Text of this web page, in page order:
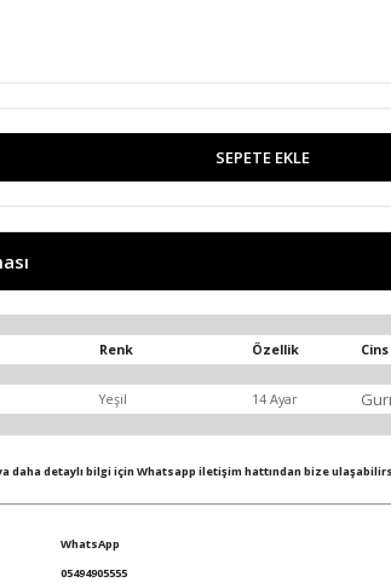
SEPETE EKLE
Renk Özellik Cins
Yeşil 14 Ayar
daha detaylı bilgi için Whatsapp iletişim hattından bize
WhatsApp
05494905555